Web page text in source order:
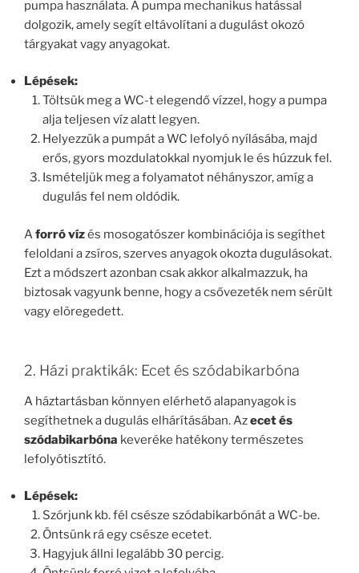
pumpa használata. A pumpa mechanikus hatással
dolgozik, amely segít eltávolítani a dugulást okozó
tárgyakat vagy anyagokat.
Lépések:
Töltsük meg a WC-t elegendő vízzel, hogy a pumpa
alja teljesen víz alatt legyen.
Helyezzük a pumpát a WC lefolyó nyílásába, majd
erős, gyors mozdulatokkal nyomjuk le és húzzuk fel.
Ismételjük meg a folyamatot néhányszor, amíg a
dugulás fel nem oldódik.
Aforró vízés mosogatószer kombinációja is segíthet
feloldani a zsíros, szerves anyagok okozta dugulásokat.
Ezt a módszert azonban csak akkor alkalmazzuk, ha
biztosak vagyunk benne, hogy a csővezeték nem sérült
vagy elöregedett.
2. Házi praktikák: Ecet és szódabikarbóna
A háztartásban könnyen elérhető alapanyagok is
segíthetnek a dugulás elhárításában. Azecet és
szódabikarbóna keveréke hatékony természetes
lefolyótisztító.
Lépések:
Szórjunk kb. fél csésze szódabikarbónát a WC-be.
Öntsünk rá egy csésze ecetet.
Hagyjuk állni legalább 30 percig.